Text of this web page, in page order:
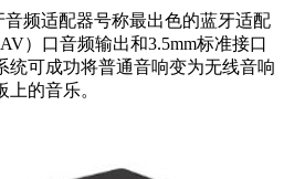
频适配器号称最出色的蓝牙适配
）口音频输出和3.5mm标准接口
统可成功将普通音响变为无线音响
的音乐。